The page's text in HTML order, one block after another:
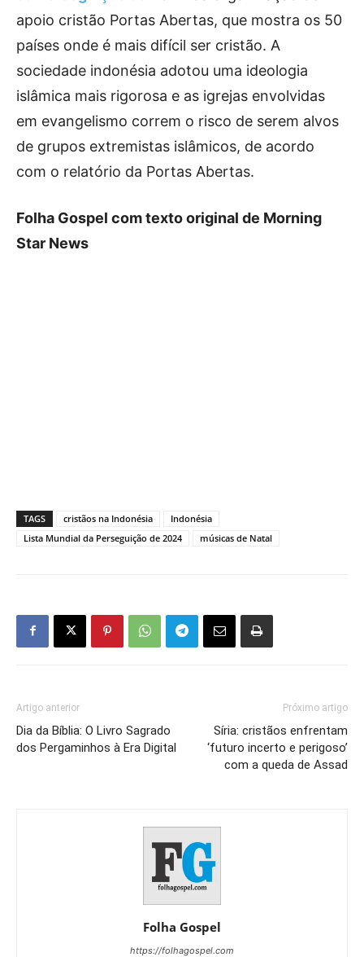
apoio cristão Portas Abertas, que mostra os 50
países onde é mais difícil ser cristão. A
sociedade indonésia adotou uma ideologia
islâmica mais rigorosa e as igrejas envolvidas
em evangelismo correm o risco de serem alvos
de grupos extremistas islâmicos, de acordo
com o relatório da Portas Abertas.
Folha Gospel com texto original de Morning
Star News
TAGS cristãos na Indonésia
Indonésia
Lista Mundial da Perseguição de 2024
músicas de Natal
Artigo anterior
Dia da Bíblia: O Livro Sagrado
dos Pergaminhos à Era Digital
Próximo artigo
Síria: cristãos enfrentam
‘futuro incerto e perigoso’
com a queda de Assad
Folha Gospel
https://folhagospel.com